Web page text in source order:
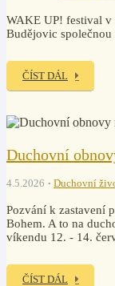
WAKE UP! festival v
Budějovic
ČÍST DÁL
Duchovní
4.5.2026 Duchovní
Pozvání k zastavení
Bohem. A to na
víkendu 12. - 14.
ČÍST DÁL